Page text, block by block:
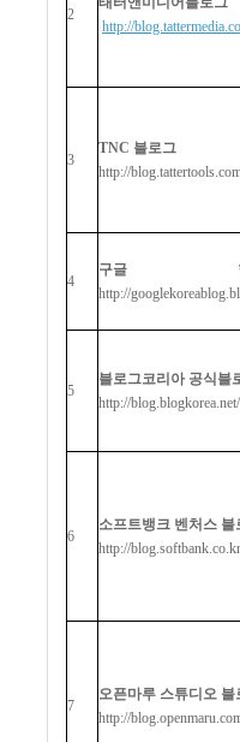
2
http://
3
TNC 블로그
http://
4
구글
http://
5
블로그코리아 공식블
http://blog.blogkorea.net/
6
소프트뱅크 벤처스 블
http://
7
오픈마루 스튜디오 블
http://